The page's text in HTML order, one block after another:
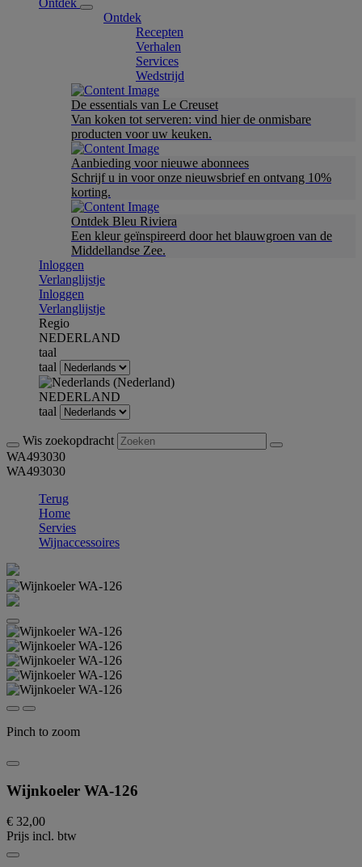
Ontdek
Ontdek
Recepten
Verhalen
Services
Wedstrijd
De essentials van Le Creuset
Van koken tot serveren: vind hier de onmisbare
producten voor uw keuken.
Aanbieding voor nieuwe abonnees
Schrijf u in voor onze nieuwsbrief en ontvang 10%
korting.
Ontdek Bleu Riviera
Een kleur geïnspireerd door het blauwgroen van de
Middellandse Zee.
Inloggen
Verlanglijstje
Inloggen
Verlanglijstje
Regio
NEDERLAND
taal
taal
NEDERLAND
taal
Wis zoekopdracht
WA493030
WA493030
Terug
Home
Servies
Wijnaccessoires
Pinch to zoom
Wijnkoeler WA-126
€ 32,00
Prijs incl. btw